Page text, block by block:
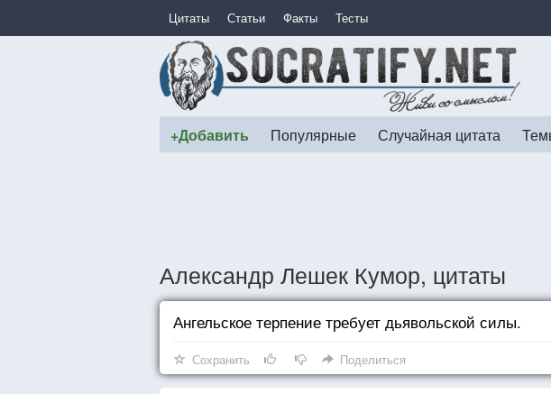
Цитаты Статьи Факты Тесты
+Добавить Популярные Случайная цитата
Александр Лешек Кумор, цитаты
Ангельское терпение требует дьявольской силы.
Сохранить Поделиться